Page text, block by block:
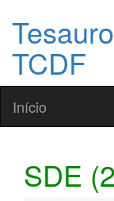
TCDF
Início
SDE